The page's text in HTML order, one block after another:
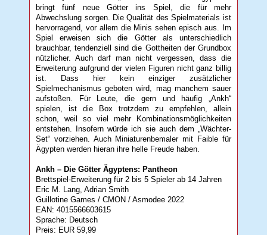
bringt fünf neue Götter ins Spiel, die für mehr
Abwechslung sorgen. Die Qualität des Spielmaterials ist
hervorragend, vor allem die Minis sehen episch aus. Im
Spiel erweisen sich die Götter als unterschiedlich
brauchbar, tendenziell sind die Gottheiten der Grundbox
nützlicher. Auch darf man nicht vergessen, dass die
Erweiterung aufgrund der vielen Figuren nicht ganz billig
ist. Dass hier kein einziger zusätzlicher
Spielmechanismus geboten wird, mag manchem sauer
aufstoßen. Für Leute, die gern und häufig „Ankh“
spielen, ist die Box trotzdem zu empfehlen, allein
schon, weil so viel mehr Kombinationsmöglichkeiten
entstehen. Insofern würde ich sie auch dem „Wächter-
Set“ vorziehen. Auch Miniaturenbemaler mit Faible für
Ägypten werden hieran ihre helle Freude haben.
Ankh – Die Götter Ägyptens: Pantheon
Brettspiel-Erweiterung für 2 bis 5 Spieler ab 14 Jahren
Eric M. Lang, Adrian Smith
Guillotine Games / CMON / Asmodee 2022
EAN: 4015566603615
Sprache: Deutsch
Preis: EUR 59,99